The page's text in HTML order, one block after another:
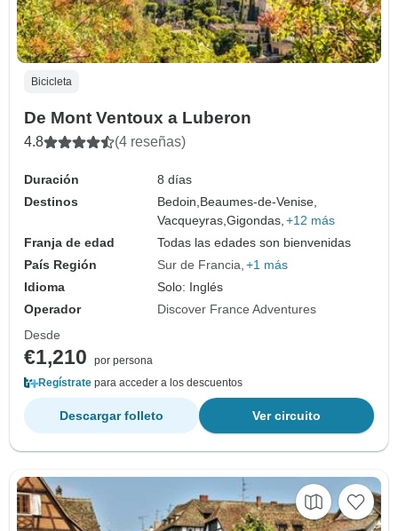
Bicicleta
De Mont Ventoux a Luberon
4.8 (4 reseñas)
Duración
8 días
Destinos
Bedoin, Beaumes-de-Venise,
Vacqueyras,Gigondas, +12 más
Franja de edad
Todas las edades son bienvenidas
País Región
Sur de Francia +1 más
Idioma
Solo: Inglés
Operador
Discover France Adventures
Desde
€1,210
por persona
Regístrate para acceder a los descuentos
Ver circuito
Descargar folleto